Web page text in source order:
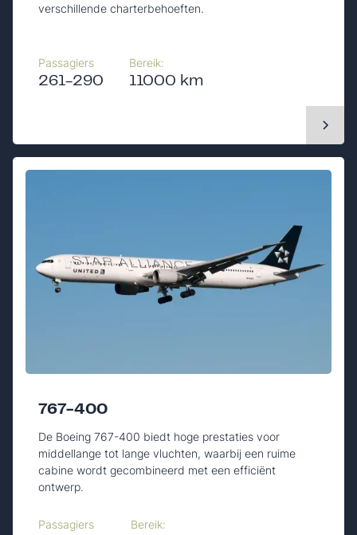
verschillende charterbehoeften.
Passagiers
261-290
Bereik:
11000 km
767-400
De Boeing 767-400 biedt hoge prestaties voor
middellange tot lange vluchten, waarbij een ruime
cabine wordt gecombineerd met een efficiënt
ontwerp.
Passagiers
Bereik: